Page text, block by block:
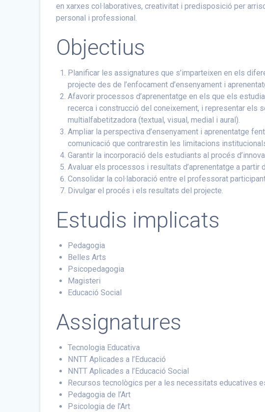
en xarxes col·laboratives, creativitat i predisposició per
personal i professional.
Objectius
Planificar les assignatures que s’imparteixen en els
projecte des de l’enfocament d’ensenyament i
Afavorir processos d’aprenentatge en els que els
recerca i construcció del coneixement, i representar els
multialfabetitzadora (textual, visual, medial i aural).
Ampliar la perspectiva d’ensenyament i aprenentatge
comunicació que contrarestin les limitacions
Garantir la incorporació dels estudiants al procés
Avaluar els processos i resultats d’aprenentatge a
Consolidar la col·laboració entre el professorat
Divulgar el procés i els resultats del projecte.
Estudis implicats
Pedagogia
Belles Arts
Psicopedagogia
Magisteri
Educació Social
Assignatures
Tecnologia Educativa
NNTT Aplicades a l’Educació
NNTT Aplicades a l’Educació Social
Recursos tecnològics per a les necessitats educatives
Pedagogia de l’Art
Psicologia de l’Art